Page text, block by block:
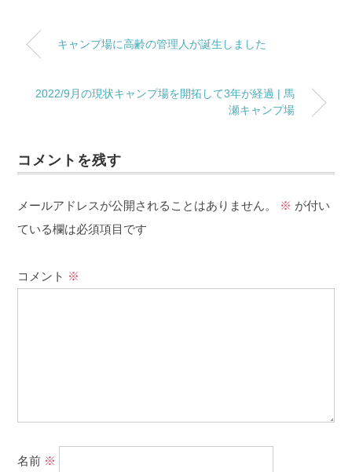
キャンプ場に高齢の管理人が誕生しました
2022/9月の現状キャンプ場を開拓して3年が経過 | 馬
瀬キャンプ場
コメントを残す
メールアドレスが公開されることはありません。 ※ が付い
ている欄は必須項目です
コメント ※
名前 ※